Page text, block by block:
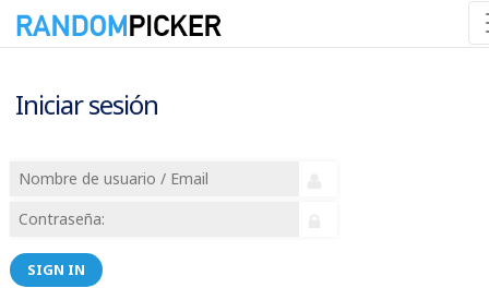
Iniciar sesión
SIGN IN